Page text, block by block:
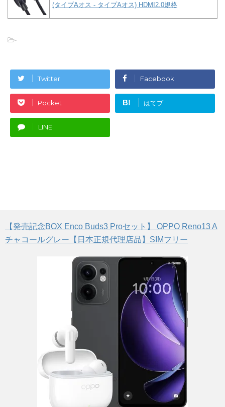
(タイプAオス - タイプAオス) HDMI2.0規格
-
Twitter Facebook
Pocket B! はてブ
LINE
【発売記念BOX Enco Buds3 Proセット】 OPPO Reno13 A
チャコールグレー【日本正規代理店品】SIMフリー